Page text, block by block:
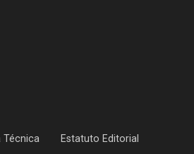
Técnica Estatuto Editorial